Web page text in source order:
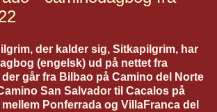
der kalder sig, Sitkapilgrim, har
(engelsk) ud på nettet fra
går fra Bilbao på Camino del Norte
San Salvador til Cacalos på
Ponferrada og VillaFranca del